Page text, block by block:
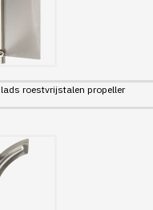
roestvrijstalen propeller